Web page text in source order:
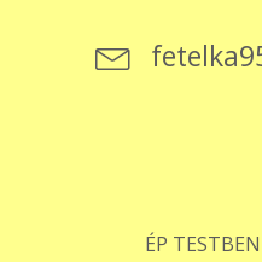
ÉP